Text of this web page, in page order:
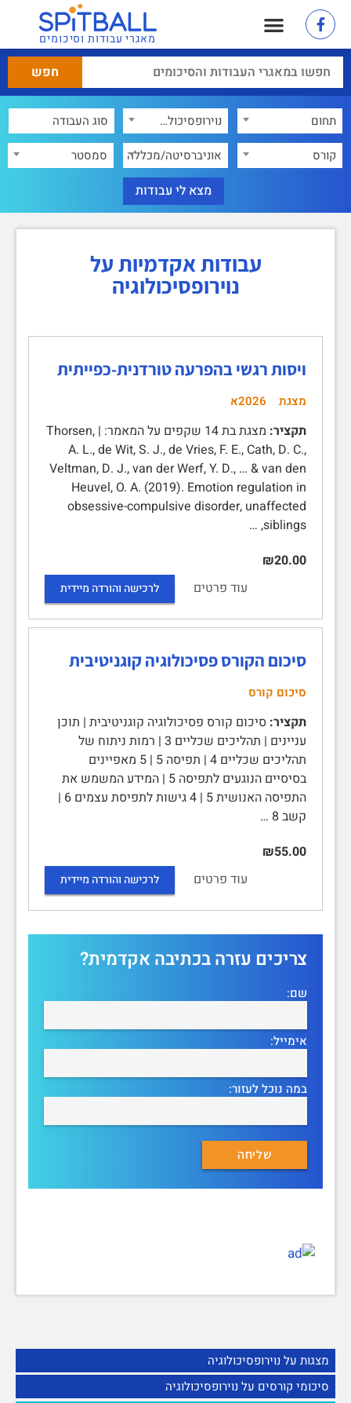
מאגרי עבודות וסיכומים
תחום
נוירופסיכולוגיה
קורס
אוניברסיטה/מכללה סמסטר
מצגות על נוירופסיכולוגיה
סיכומי קורסים על נוירופסיכולוגיה
עבודות אקדמיות על
נוירופסיכולוגיה
ויסות רגשי בהפרעה טורדנית-כפייתית
מצגת 2026א
תקציר:
מצגת בת 14 שקפים על המאמר: | Thorsen,
A. L., de Wit, S. J., de Vries, F. E., Cath, D. C.,
Veltman, D. J., van der Werf, Y. D., … & van den
Heuvel, O. A. (2019). Emotion regulation in
obsessive-compulsive disorder, unaffected
siblings, …
₪20.00
עוד פרטים
לרכישה והורדה מיידית
סיכום הקורס פסיכולוגיה קוגניטיבית
סיכום קורס
תקציר: סיכום קורס פסיכולוגיה קוגניטיבית | תוכן
עניינים | תהליכים שכליים 3 | רמות ניתוח של
תהליכים שכליים 4 | תפיסה 5 | 5 מאפיינים
בסיסיים הנוגעים לתפיסה 5 | המידע המשמש את
התפיסה האנושית 5 | 4 גישות לתפיסת עצמים 6 |
קשב 8 …
₪55.00
עוד פרטים
לרכישה והורדה מיידית
צריכים עזרה בכתיבה אקדמית?
שם:
אימייל:
במה נוכל לעזור: